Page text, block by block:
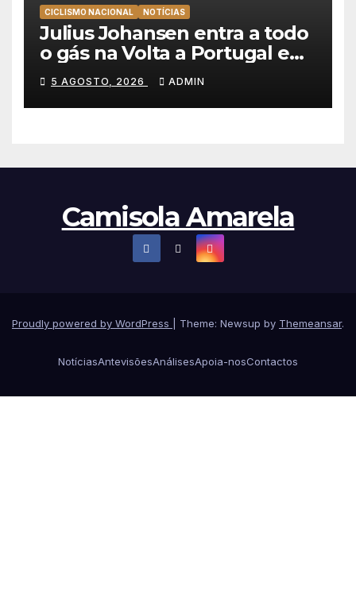
CICLISMO NACIONAL NOTÍCIAS
Julius Johansen entra a todo
o gás na Volta a Portugal e
lidera dobradinha da UAE
Team Emirates em Lisboa
5 AGOSTO, 2026 ADMIN
Camisola Amarela
Proudly powered by WordPress Theme: Newsup by Themeansar.
NotíciasAntevisõesAnálisesApoia-nosContactos